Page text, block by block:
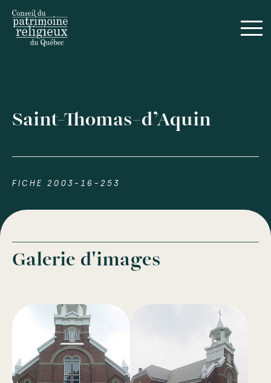
Saint-Thomas-d’Aquin
FICHE 2003-16-253
Galerie d'images